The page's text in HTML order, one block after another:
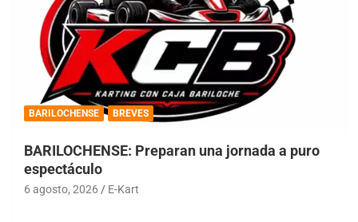
BARILOCHENSE BREVES
BARILOCHENSE: Preparan una jornada a puro
espectáculo
6 agosto, 2026 E-Kart